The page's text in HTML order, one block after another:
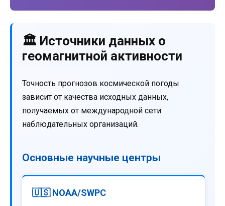
🏛️ Источники данных о
геомагнитной активности
Точность прогнозов космической погоды
зависит от качества исходных данных,
получаемых от международной сети
наблюдательных организаций.
Основные научные центры
🇺🇸 NOAA/SWPC